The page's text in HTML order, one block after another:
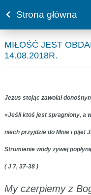
Strona główna
MIŁOŚĆ JEST
14.08.2018R.
Jezus stojąc zawołał
«Jeśli ktoś jest spragniony, a
niech przyjdzie do Mnie i pije!
Strumienie wody żywej
( J 7, 37-38 )
My czerpiemy z